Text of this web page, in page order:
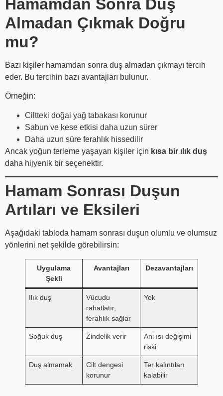
Hamamdan Sonra Duş
Almadan Çıkmak Doğru
mu?
Bazı kişiler hamamdan sonra duş almadan çıkmayı tercih
eder. Bu tercihin bazı avantajları bulunur.
Örneğin:
Ciltteki doğal yağ tabakası korunur
Sabun ve kese etkisi daha uzun sürer
Daha uzun süre ferahlık hissedilir
Ancak yoğun terleme yaşayan kişiler için kısa bir ılık duş
daha hijyenik bir seçenektir.
Hamam Sonrası Duşun
Artıları ve Eksileri
Aşağıdaki tabloda hamam sonrası duşun olumlu ve olumsuz
yönlerini net şekilde görebilirsin:
Uygulama
Şekli
Avantajları Dezavantajları
Ilık duş
Vücudu
rahatlatır,
ferahlık sağlar
Yok
Soğuk duş Zindelik verir
Ani ısı değişimi
riski
Duş almamak
Cilt dengesi
korunur
Ter kalıntıları
kalabilir